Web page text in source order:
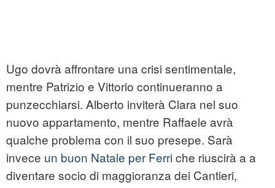
Ugo dovrà affrontare una crisi sentimentale,
mentre Patrizio e Vittorio continueranno a
punzecchiarsi. Alberto inviterà Clara nel suo
nuovo appartamento, mentre Raffaele avrà
qualche problema con il suo presepe. Sarà
invece un buon Natale per Ferriche riuscirà a a
diventare socio di maggioranza dei Cantieri,